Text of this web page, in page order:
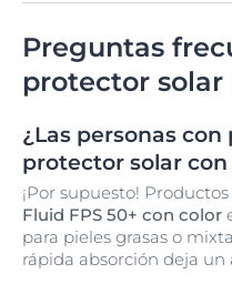
Preguntas
protector solar
¿Las personas
protector solar con
¡Por supuesto!
Fluid FPS 50+ con color
para pieles grasas o
rápida absorción deja un